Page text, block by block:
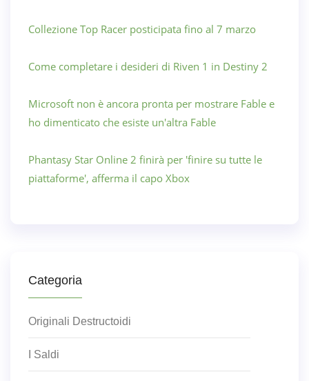
Collezione Top Racer posticipata fino al 7 marzo
Come completare i desideri di Riven 1 in Destiny 2
Microsoft non è ancora pronta per mostrare Fable e
ho dimenticato che esiste un'altra Fable
Phantasy Star Online 2 finirà per 'finire su tutte le
piattaforme', afferma il capo Xbox
Categoria
Originali Destructoidi
I Saldi